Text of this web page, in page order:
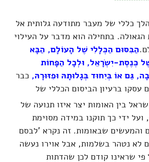
כללי של מעבר מתודעה גלותית אל
בתחילה הוא מדבר על העילוי
הַבִּסּוּם הַכְּלָלִי שֶׁל הָעוֹלָם, הַבָּא
יִשְׂרָאֵל, וּלְכָל הַפָּחוֹת
גַּם אוֹ בְּיִחוּד בְּגָלוּתָהּ וּפִזּוּרָהּ,כבר
ברעיון הביסום הכללי של
בין האומות יצר איזו תנועה של
ועל ידי כך תוקנו במידה מסוימת
והמעשים שבאומות. זה נקרא 'לבסם
נטהר בשלמות, אבל אוירו נעשה
שראינו קודם לכן שהדתות